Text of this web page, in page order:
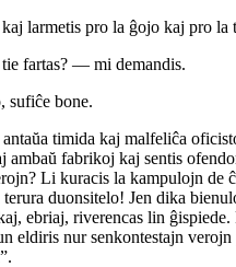
larmetis pro la ĝojo kaj pro la
fartas? — mi demandis.
bone.
timida kaj malfeliĉa
ambaŭ fabrikoj kaj sentis
Li kuracis la kampulojn de
duonsitelo! Jen dika
ebriaj, riverencas lin
eldiris nur senkontestajn